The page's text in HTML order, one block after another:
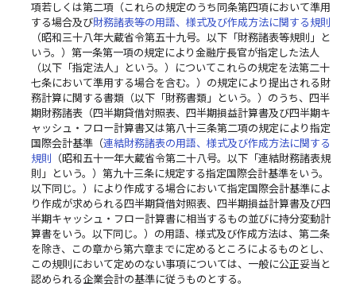
項若しくは第二項（これらの規定のうち同条第四項において準用
する場合及び財務諸表等の用語、様式及び作成方法に関する規則
（昭和三十八年大蔵省令第五十九号。以下「財務諸表等規則」と
いう。）第一条第一項の規定により金融庁長官が指定した法人
（以下「指定法人」という。）についてこれらの規定を法第二十
七条において準用する場合を含む。）の規定により提出される財
務計算に関する書類（以下「財務書類」という。）のうち、四半
期財務諸表（四半期貸借対照表、四半期損益計算書及び四半期キ
ャッシュ・フロー計算書又は第八十三条第二項の規定により指定
国際会計基準（連結財務諸表の用語、様式及び作成方法に関する
規則 （昭和五十一年大蔵省令第二十八号。以下「連結財務諸表規
則」という。）第九十三条に規定する指定国際会計基準をいう。
以下同じ。）により作成する場合において指定国際会計基準によ
り作成が求められる四半期貸借対照表、四半期損益計算書及び四
半期キャッシュ・フロー計算書に相当するもの並びに持分変動計
算書をいう。以下同じ。）の用語、様式及び作成方法は、第二条
を除き、この章から第六章までに定めるところによるものとし、
この規則において定めのない事項については、一般に公正妥当と
認められる企業会計の基準に従うものとする。